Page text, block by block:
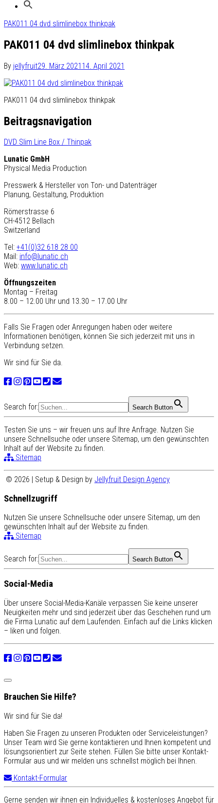
PAK011 04 dvd slimlinebox thinkpak
PAK011 04 dvd slimlinebox thinkpak
By jellyfruit29. März 2021 14. April 2021
PAK011 04 dvd slimlinebox thinkpak
Beitragsnavigation
DVD Slim Line Box / Thinpak
Lunatic GmbH
Physical Media Production
Presswerk & Hersteller von Ton- und Datenträger
Planung, Gestaltung, Produktion
Römerstrasse 6
CH-4512 Bellach
Switzerland
Tel: +41(0)32 618 28 00
Mail: info@lunatic.ch
Web: www.lunatic.ch
Öffnungszeiten
Montag – Freitag
8.00 – 12.00 Uhr und 13.30 – 17.00 Uhr
Falls Sie Fragen oder Anregungen haben oder weitere
Informationen benötigen, können Sie sich jederzeit mit uns in
Verbindung setzen.
Wir sind für Sie da.
Search for: Search Button
Testen Sie uns – wir freuen uns auf Ihre Anfrage. Nutzen Sie
unsere Schnellsuche oder unsere Sitemap, um den gewünschten
Inhalt auf der Website zu finden.
Sitemap
© 2026 | Setup & Design by Jellyfruit Design Agency
Schnellzugriff
Nutzen Sie unsere Schnellsuche oder unsere Sitemap, um den
gewünschten Inhalt auf der Website zu finden.
Sitemap
Search for: Search Button
Social-Media
Über unsere Social-Media-Kanäle verpassen Sie keine unserer
Neuigkeiten mehr und sind jederzeit über das Geschehen rund um
die Firma Lunatic auf dem Laufenden. Einfach auf die Links klicken
– liken und folgen.
Brauchen Sie Hilfe?
Wir sind für Sie da!
Haben Sie Fragen zu unseren Produkten oder Serviceleistungen?
Unser Team wird Sie gerne kontaktieren und Ihnen kompetent und
lösungsorientiert zur Seite stehen. Füllen Sie bitte unser Kontakt-
Formular aus und wir melden uns schnellst möglich bei Ihnen.
Kontakt-Formular
Gerne senden wir ihnen ein Individuelles & kostenloses Angebot für